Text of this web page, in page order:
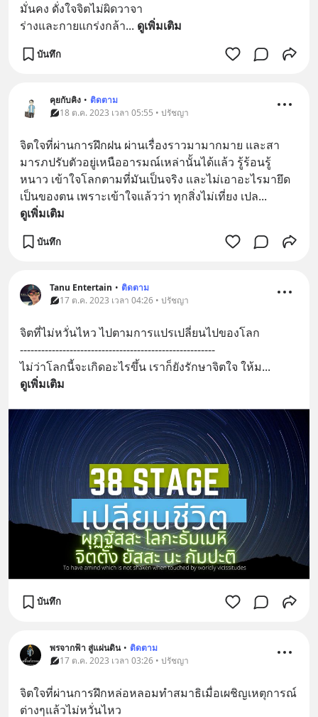
มั่นคง ดั่งใจจิตไม่ผิดวาจา
ร่างและกายแกร่งกล้า... ดูเพิ่มเติม
บันทึก
คุยกับคิง • ติดตาม
18 ต.ค. 2023 เวลา 05:55 • ปรัชญา
จิตใจที่ผ่านการฝึกฝน ผ่านเรื่องราวมามากมาย และสา
มารภปรับตัวอยู่เหนืออารมณ์เหล่านั้นได้แล้ว รู้ร้อนรู้
หนาว เข้าใจโลกตามที่มันเป็นจริง และไม่เอาอะไรมายึด
เป็นของตน เพราะเข้าใจแล้วว่า ทุกสิ่งไม่เที่ยง เปล...
ดูเพิ่มเติม
บันทึก
Tanu Entertain • ติดตาม
17 ต.ค. 2023 เวลา 04:26 • ปรัชญา
จิตที่ไม่หวั่นไหว ไปตามการแปรเปลี่ยนไปของโลก
-------------------------------------------------------
ไม่ว่าโลกนี้จะเกิดอะไรขึ้น เราก็ยังรักษาจิตใจ ให้ม...
ดูเพิ่มเติม
บันทึก
พรจากฟ้า สู่แผ่นดิน • ติดตาม
17 ต.ค. 2023 เวลา 03:26 • ปรัชญา
จิตใจที่ผ่านการฝึกหล่อหลอมทำสมาธิเมื่อเผชิญเหตุการณ์
ต่างๆแล้วไม่หวั่นไหว